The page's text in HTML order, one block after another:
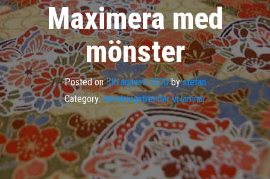
Maximera med
mönster
Posted on5th augusti 2020bystefan
Category: Inredningstrender vi lämnar